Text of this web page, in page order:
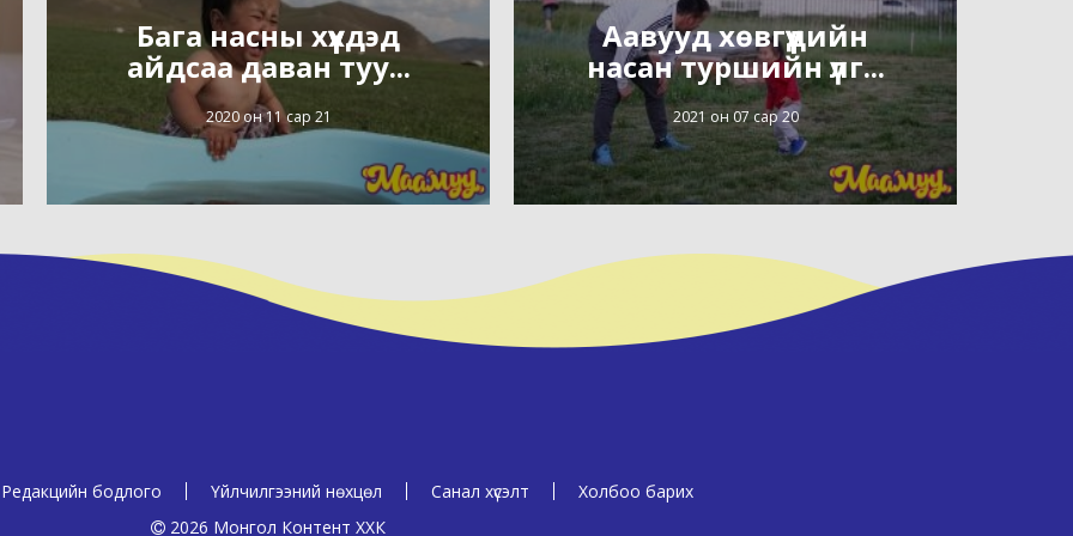
Бага насны хүүхдэд
айдсаа даван туу...
2020 он 11 сар 21
Аавууд хөвгүүдийн
насан туршийн үлг...
2021 он 07 сар 20
Редакцийн бодлого Үйлчилгээний нөхцөл Санал хүсэлт
Холбоо барих
2026 Монгол Контент ХХК